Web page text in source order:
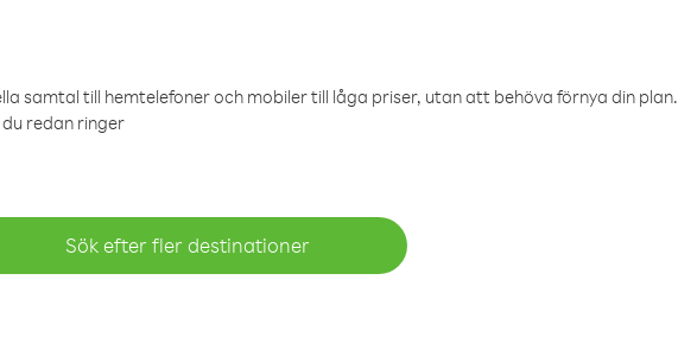
samtal till hemtelefoner och mobiler till låga priser, utan att behöva förnya din plan.
redan ringer
Sök efter fler destinationer